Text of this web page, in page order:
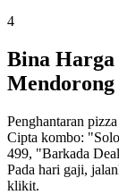
4
Bina Harga
Mendorong
Penghantaran
Cipta kombo:
499, "Barkada
Pada hari gaji,
klikit.